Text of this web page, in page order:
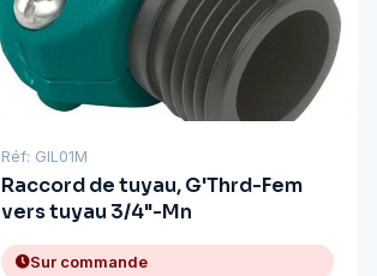
Réf: GIL01M
Raccord de tuyau, G'Thrd-Fem
vers tuyau 3/4"-Mn
Sur commande